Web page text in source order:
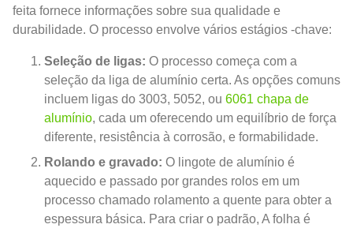
feita fornece informações sobre sua qualidade e
durabilidade. O processo envolve vários estágios -chave:
Seleção de ligas: O processo começa com a
seleção da liga de alumínio certa. As opções comuns
incluem ligas do 3003, 5052, ou 6061 chapa de
alumínio, cada um oferecendo um equilíbrio de força
diferente, resistência à corrosão, e formabilidade.
Rolando e gravado: O lingote de alumínio é
aquecido e passado por grandes rolos em um
processo chamado rolamento a quente para obter a
espessura básica. Para criar o padrão, A folha é